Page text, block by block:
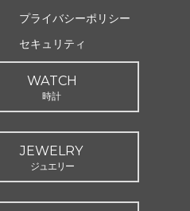
プライバシーポリシー
セキュリティ
WATCH
時計
JEWELRY
ジュエリー